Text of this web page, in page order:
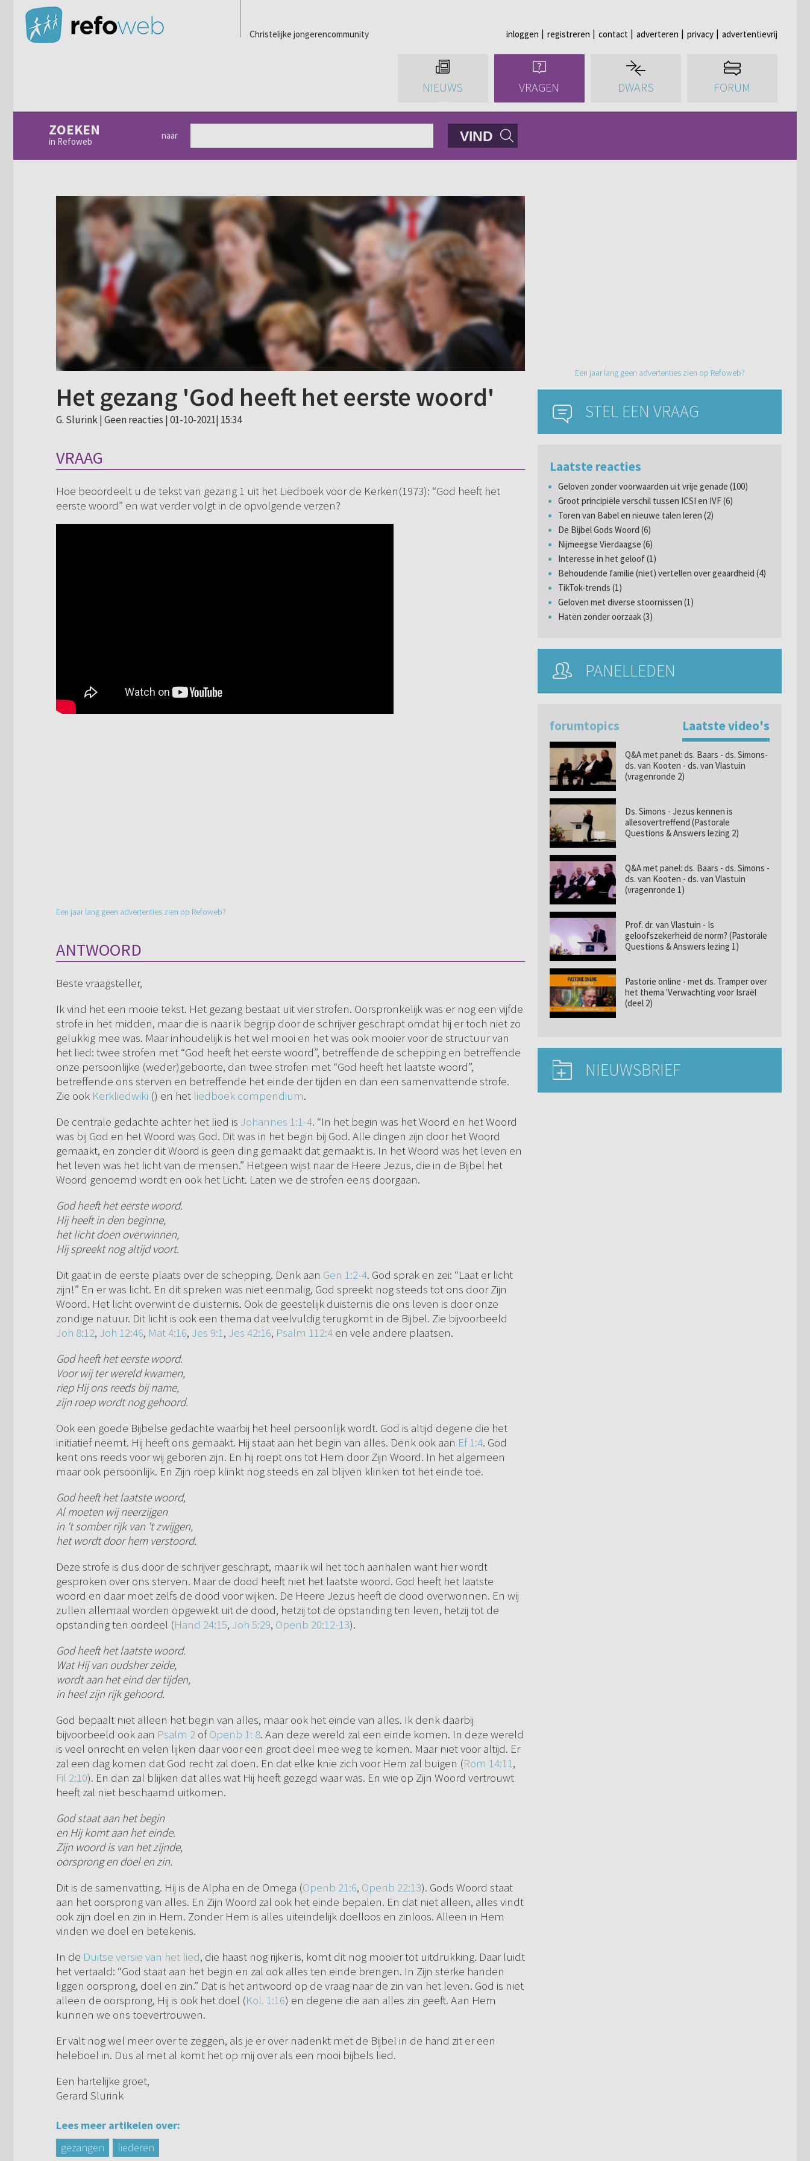
Christelijke jongerencommunity inloggen registreren contact adverteren privacy advertentievrij
NIEUWS VRAGEN DWARS FORUM
ZOEKEN
in Refoweb
naar VIND
Het gezang 'God heeft het eerste woord'
G. Slurink | Geen reacties | 01-10-2021| 15:34
VRAAG
Hoe beoordeelt u de tekst van gezang 1 uit het Liedboek voor de Kerken(1973): “God heeft het
eerste woord” en wat verder volgt in de opvolgende verzen?
Een jaar lang geen advertenties zien op Refoweb?
ANTWOORD
Beste vraagsteller,
Ik vind het een mooie tekst. Het gezang bestaat uit vier strofen. Oorspronkelijk was er nog een vijfde
strofe in het midden, maar die is naar ik begrijp door de schrijver geschrapt omdat hij er toch niet zo
gelukkig mee was. Maar inhoudelijk is het wel mooi en het was ook mooier voor de structuur van
het lied: twee strofen met “God heeft het eerste woord”, betreffende de schepping en betreffende
onze persoonlijke (weder)geboorte, dan twee strofen met “God heeft het laatste woord”,
betreffende ons sterven en betreffende het einde der tijden en dan een samenvattende strofe.
Zie ook Kerkliedwiki () en het liedboek compendium.
De centrale gedachte achter het lied is Johannes 1:1-4. “In het begin was het Woord en het Woord
was bij God en het Woord was God. Dit was in het begin bij God. Alle dingen zijn door het Woord
gemaakt, en zonder dit Woord is geen ding gemaakt dat gemaakt is. In het Woord was het leven en
het leven was het licht van de mensen.” Hetgeen wijst naar de Heere Jezus, die in de Bijbel het
Woord genoemd wordt en ook het Licht. Laten we de strofen eens doorgaan.
God heeft het eerste woord.
Hij heeft in den beginne,
het licht doen overwinnen,
Hij spreekt nog altijd voort.
Dit gaat in de eerste plaats over de schepping. Denk aan Gen 1:2-4. God sprak en zei: “Laat er licht
zijn!” En er was licht. En dit spreken was niet eenmalig, God spreekt nog steeds tot ons door Zijn
Woord. Het licht overwint de duisternis. Ook de geestelijk duisternis die ons leven is door onze
zondige natuur. Dit licht is ook een thema dat veelvuldig terugkomt in de Bijbel. Zie bijvoorbeeld
Joh 8:12, Joh 12:46, Mat 4:16, Jes 9:1, Jes 42:16, Psalm 112:4 en vele andere plaatsen.
God heeft het eerste woord.
Voor wij ter wereld kwamen,
riep Hij ons reeds bij name,
zijn roep wordt nog gehoord.
Ook een goede Bijbelse gedachte waarbij het heel persoonlijk wordt. God is altijd degene die het
initiatief neemt. Hij heeft ons gemaakt. Hij staat aan het begin van alles. Denk ook aan Ef 1:4. God
kent ons reeds voor wij geboren zijn. En hij roept ons tot Hem door Zijn Woord. In het algemeen
maar ook persoonlijk. En Zijn roep klinkt nog steeds en zal blijven klinken tot het einde toe.
God heeft het laatste woord,
Al moeten wij neerzijgen
in 't somber rijk van 't zwijgen,
het wordt door hem verstoord.
Deze strofe is dus door de schrijver geschrapt, maar ik wil het toch aanhalen want hier wordt
gesproken over ons sterven. Maar de dood heeft niet het laatste woord. God heeft het laatste
woord en daar moet zelfs de dood voor wijken. De Heere Jezus heeft de dood overwonnen. En wij
zullen allemaal worden opgewekt uit de dood, hetzij tot de opstanding ten leven, hetzij tot de
opstanding ten oordeel (Hand 24:15, Joh 5:29, Openb 20:12-13).
God heeft het laatste woord.
Wat Hij van oudsher zeide,
wordt aan het eind der tijden,
in heel zijn rijk gehoord.
God bepaalt niet alleen het begin van alles, maar ook het einde van alles. Ik denk daarbij
bijvoorbeeld ook aan Psalm 2 ofOpenb 1: 8. Aan deze wereld zal een einde komen. In deze wereld
is veel onrecht en velen lijken daar voor een groot deel mee weg te komen. Maar niet voor altijd. Er
zal een dag komen dat God recht zal doen. En dat elke knie zich voor Hem zal buigen (Rom 14:11,
Fil 2:10). En dan zal blijken dat alles wat Hij heeft gezegd waar was. En wie op Zijn Woord vertrouwt
heeft zal niet beschaamd uitkomen.
God staat aan het begin
en Hij komt aan het einde.
Zijn woord is van het zijnde,
oorsprong en doel en zin.
Dit is de samenvatting. Hij is de Alpha en de Omega (Openb 21:6, Openb 22:13). Gods Woord staat
aan het oorsprong van alles. En Zijn Woord zal ook het einde bepalen. En dat niet alleen, alles vindt
ook zijn doel en zin in Hem. Zonder Hem is alles uiteindelijk doelloos en zinloos. Alleen in Hem
vinden we doel en betekenis.
In de Duitse versie van het lied, die haast nog rijker is, komt dit nog mooier tot uitdrukking. Daar luidt
het vertaald: “God staat aan het begin en zal ook alles ten einde brengen. In Zijn sterke handen
liggen oorsprong, doel en zin.” Dat is het antwoord op de vraag naar de zin van het leven. God is niet
alleen de oorsprong, Hij is ook het doel (Kol. 1:16) en degene die aan alles zin geeft. Aan Hem
kunnen we ons toevertrouwen.
Er valt nog wel meer over te zeggen, als je er over nadenkt met de Bijbel in de hand zit er een
heleboel in. Dus al met al komt het op mij over als een mooi bijbels lied.
Een hartelijke groet,
Gerard Slurink
Lees meer artikelen over:
gezangen
liederen
Een jaar lang geen advertenties zien op Refoweb?
STEL EEN VRAAG
Laatste reacties
Geloven zonder voorwaarden uit vrije genade (100)
Groot principiële verschil tussen ICSI en IVF (6)
Toren van Babel en nieuwe talen leren (2)
De Bijbel Gods Woord (6)
Nijmeegse Vierdaagse (6)
Interesse in het geloof (1)
Behoudende familie (niet) vertellen over geaardheid (4)
TikTok-trends (1)
Geloven met diverse stoornissen (1)
Haten zonder oorzaak (3)
PANELLEDEN
forumtopics Laatste video's
Q&A met panel: ds. Baars - ds. Simons-
ds. van Kooten - ds. van Vlastuin
(vragenronde 2)
Ds. Simons - Jezus kennen is
allesovertreffend (Pastorale
Questions & Answers lezing 2)
Q&A met panel: ds. Baars - ds. Simons -
ds. van Kooten - ds. van Vlastuin
(vragenronde 1)
Prof. dr. van Vlastuin - Is
geloofszekerheid de norm? (Pastorale
Questions & Answers lezing 1)
Pastorie online - met ds. Tramper over
het thema 'Verwachting voor Israël
(deel 2)
NIEUWSBRIEF